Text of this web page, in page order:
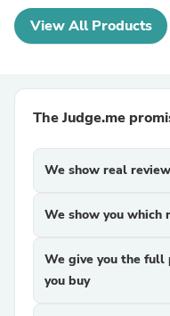
View All Products
The Judge.me
We show real
We show you which
We give you the
you buy